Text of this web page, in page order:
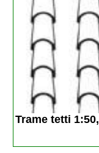
Trame tetti